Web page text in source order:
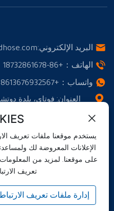
البريد الإلكتروني:
الهاتف： +86-18732861678
واتساب： +8613676932567
العنوان: فوتاي، بلدة
© Hebei Yongda Rubber Co., Ltd.
رخصة العمل
冀ICP备2023038175号-2
يستخدم موقعنا ملفات تعريف
الإعلانات المعروضة لك
على موقعنا. لمزيد من
تعريف
إدارة ملفات تعريف